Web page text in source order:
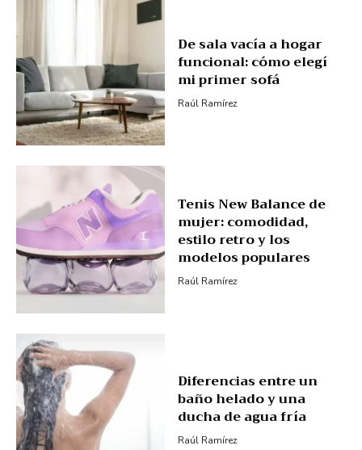
De sala vacía a hogar
funcional: cómo elegí
mi primer sofá
Raúl Ramírez
Tenis New Balance de
mujer: comodidad,
estilo retro y los
modelos populares
Raúl Ramírez
Diferencias entre un
baño helado y una
ducha de agua fría
Raúl Ramírez